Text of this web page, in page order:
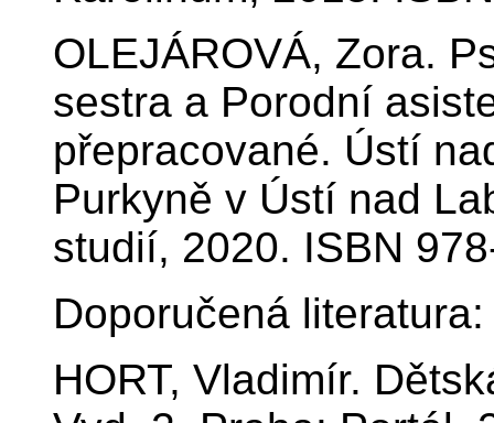
OLEJÁROVÁ, Zora.
sestra a Porodní
přepracované. Ústí
Purkyně v Ústí nad
studií, 2020. ISBN
Doporučená literatura:
HORT, Vladimír.